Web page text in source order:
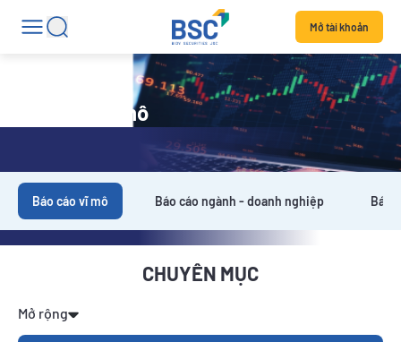
Mở tài khoản
Báo cáo vĩ mô
Báo cáo vĩ mô Báo cáo ngành - doanh nghiệp Báo
CHUYÊN MỤC
Mở rộng